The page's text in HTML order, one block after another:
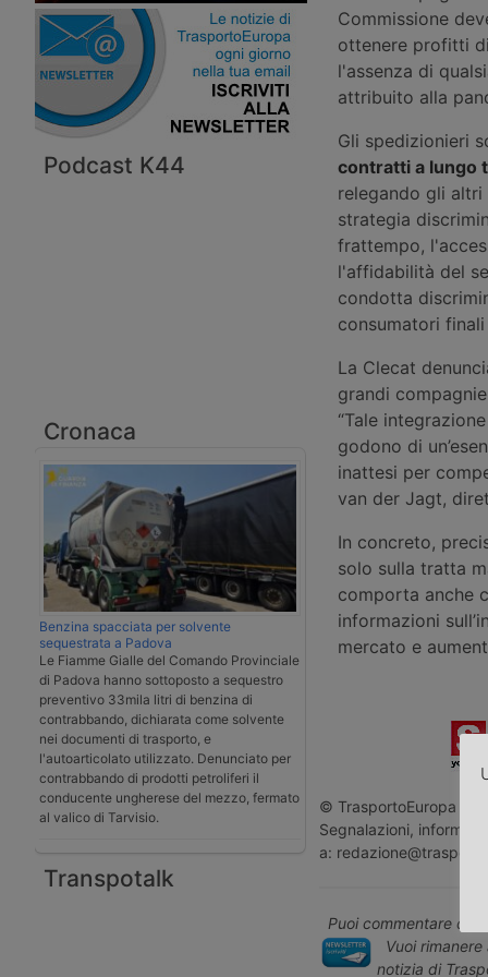
Podcast K44
Cronaca
Benzina spacciata per solvente
sequestrata a Padova
Le Fiamme Gialle del Comando Provinciale
di Padova hanno sottoposto a sequestro
preventivo 33mila litri di benzina di
contrabbando, dichiarata come solvente
nei documenti di trasporto, e
l'autoarticolato utilizzato. Denunciato per
contrabbando di prodotti petroliferi il
conducente ungherese del mezzo, fermato
al valico di Tarvisio.
Transpotalk
Commissione
ottenere profitti
l'assenza di
attribuito alla
Gli spedizionieri
contratti a lungo
relegando gli
strategia
frattempo,
l'affidabilità del
condotta
consumatori
La Clecat
grandi
“Tale
godono di
inattesi per
van der Jagt,
In concreto,
solo sulla tratta
comporta anche
informazioni
mercato e
© TrasportoEuropa -
Segnalazioni,
a:
Puoi commentare
Vuoi
notizia di